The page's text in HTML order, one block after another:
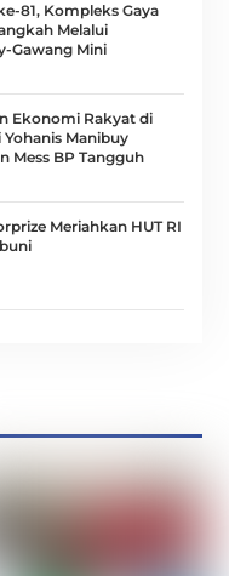
81, Kompleks Gaya
Melalui
Gawang Mini
Ekonomi Rakyat di
Manibuy
Mess BP Tangguh
Meriahkan HUT RI